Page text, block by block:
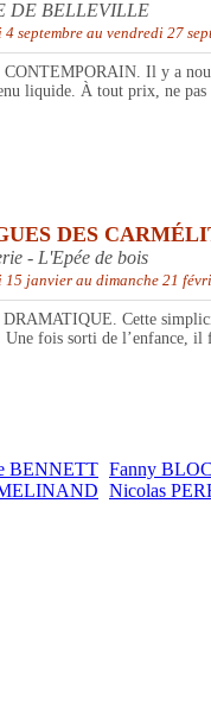
DE BELLEVILLE
4 septembre au vendredi 27
Il y a
liquide. À tout prix, ne pas
DES
- L'Epée de bois
15 janvier au dimanche 21
Cette
fois sorti de l’enfance,
BENNETT Fanny BLOC
Nicolas